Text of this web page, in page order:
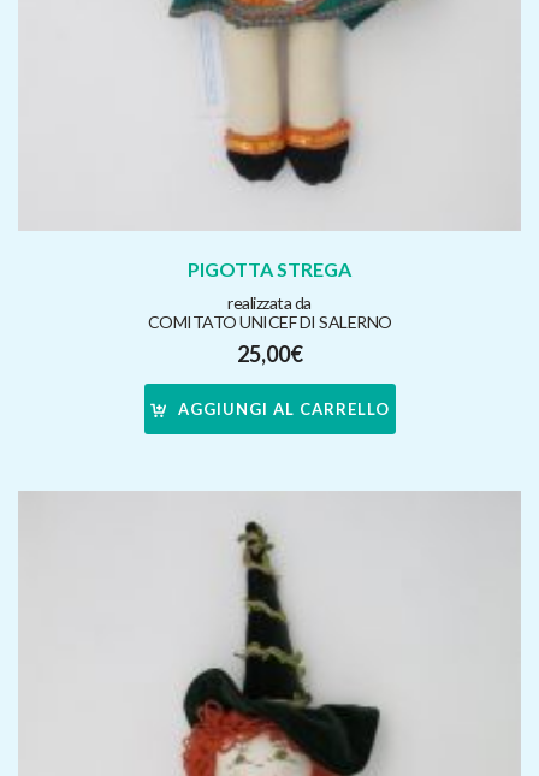
PIGOTTA STREGA
realizzata da
COMITATO UNICEF DI SALERNO
25,00€
AGGIUNGI AL CARRELLO